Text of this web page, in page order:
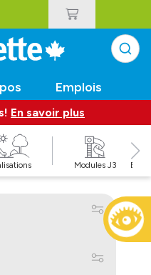
Emplois
En savoir plus
Modules J3